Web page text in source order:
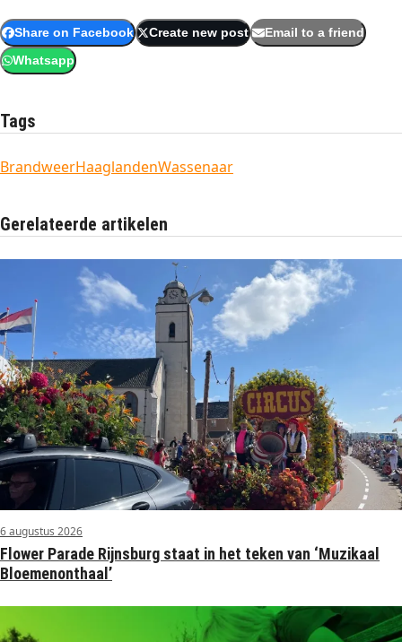
Share on Facebook Create new post Email to a friend
Whatsapp
Tags
BrandweerHaaglandenWassenaar
Gerelateerde artikelen
6 augustus 2026
Flower Parade Rijnsburg staat in het teken van ‘Muzikaal
Bloemenonthaal’